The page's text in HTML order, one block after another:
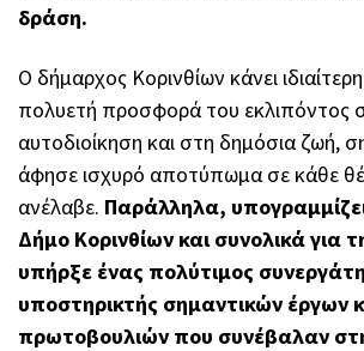
δράση.
Ο δήμαρχος Κορινθίων κάνει
πολυετή προσφορά του εκλιπόντος
αυτοδιοίκηση και στη δημόσια ζωή,
άφησε ισχυρό αποτύπωμα σε κάθε
ανέλαβε. Παράλληλα,
Δήμο Κορινθίων και συνολικά για
υπήρξε ένας πολύτιμος συνεργάτη
υποστηρικτής σημαντικών έργων
πρωτοβουλιών που συνέβαλαν